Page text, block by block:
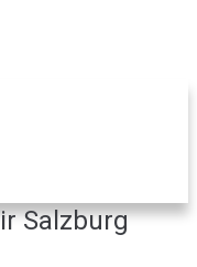
Salzburg